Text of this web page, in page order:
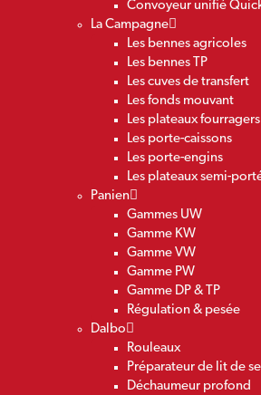
Convoyeur unifié
La Campagne
Les bennes agricoles
Les bennes TP
Les cuves de transfert
Les fonds mouvant
Les plateaux fourragers
Les porte-caissons
Les porte-engins
Les plateaux semi-
Panien
Gammes UW
Gamme KW
Gamme VW
Gamme PW
Gamme DP & TP
Régulation & pesée
Dalbo
Rouleaux
Préparateur de lit de
Déchaumeur profond